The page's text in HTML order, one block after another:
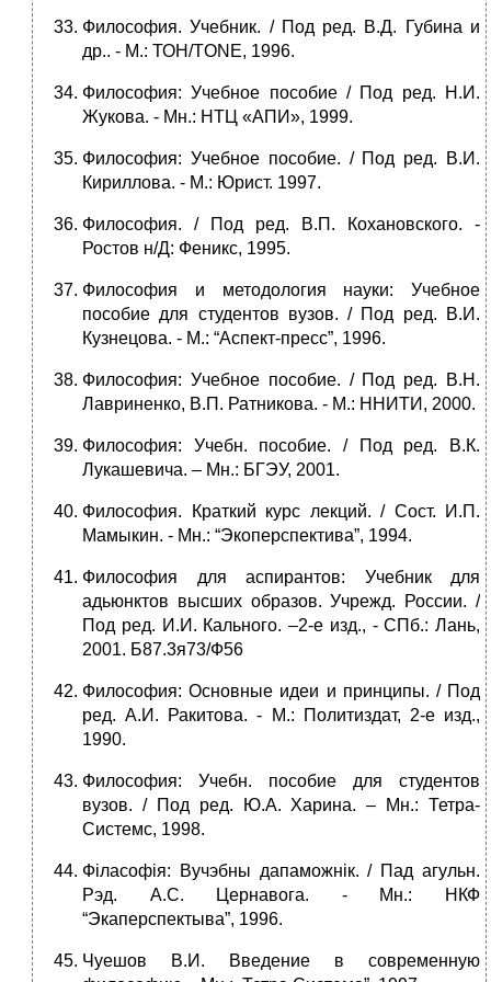
Философия. Учебник. / Под ред. В.Д. Губина и
др.. - М.: ТОН/ТONE, 1996.
Философия: Учебное пособие / Под ред. Н.И.
Жукова. - Мн.: НТЦ «АПИ», 1999.
Философия: Учебное пособие. / Под ред. В.И.
Кириллова. - М.: Юрист. 1997.
Философия. / Под ред. В.П. Кохановского. -
Ростов н/Д: Феникс, 1995.
Философия и методология науки: Учебное
пособие для студентов вузов. / Под ред. В.И.
Кузнецова. - М.: “Аспект-пресс”, 1996.
Философия: Учебное пособие. / Под ред. В.Н.
Лавриненко, В.П. Ратникова. - М.: ННИТИ, 2000.
Философия: Учебн. пособие. / Под ред. В.К.
Лукашевича. – Мн.: БГЭУ, 2001.
Философия. Краткий курс лекций. / Сост. И.П.
Мамыкин. - Мн.: “Экоперспектива”, 1994.
Философия для аспирантов: Учебник для
адьюнктов высших образов. Учрежд. России. /
Под ред. И.И. Кального. –2-е изд., - СПб.: Лань,
2001. Б87.3я73/Ф56
Философия: Основные идеи и принципы. / Под
ред. А.И. Ракитова. - М.: Политиздат, 2-е изд.,
1990.
Философия: Учебн. пособие для студентов
вузов. / Под ред. Ю.А. Харина. – Мн.: Тетра-
Системс, 1998.
Філасофія: Вучэбны дапаможнік. / Пад агульн.
Рэд. А.С. Цернавога. - Мн.: НКФ
“Экаперспектыва”, 1996.
Чуешов В.И. Введение в современную